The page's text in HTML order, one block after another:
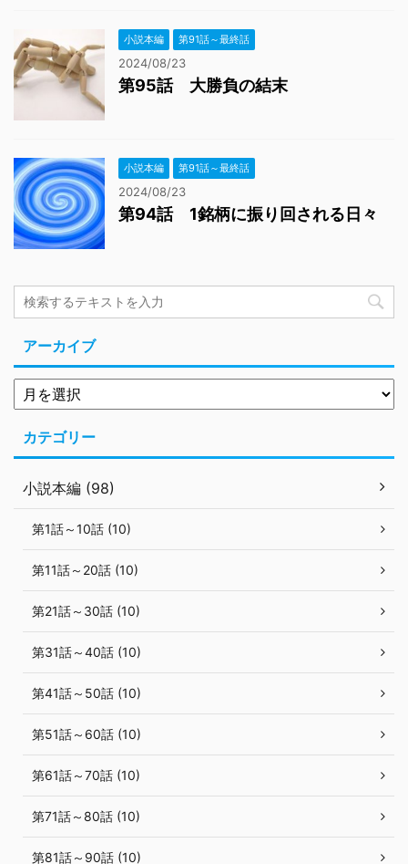
小説本編 第91話～最終話
2024/08/23
第95話 大勝負の結末
小説本編 第91話～最終話
2024/08/23
第94話 1銘柄に振り回される日々
アーカイブ
カテゴリー
小説本編 (98)
第1話～10話 (10)
第11話～20話 (10)
第21話～30話 (10)
第31話～40話 (10)
第41話～50話 (10)
第51話～60話 (10)
第61話～70話 (10)
第71話～80話 (10)
第81話～90話 (10)